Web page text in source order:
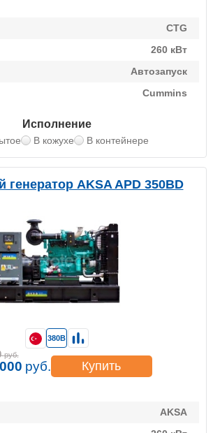
CTG
260 кВт
Автозапуск
Cummins
Исполнение
В кожухе В контейнере
генератор AKSA APD 350BD
AKSA
380В
руб.
руб. Купить